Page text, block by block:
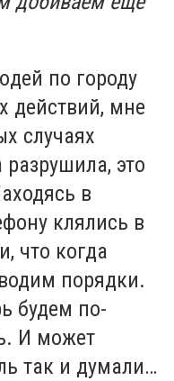
по городу
действий, мне
случаях
это
в
клялись в
что когда
порядки.
будем по-
И может
так и думали…